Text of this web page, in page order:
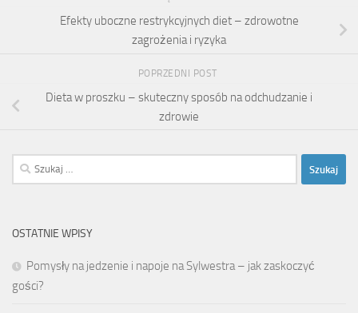
Efekty uboczne restrykcyjnych diet – zdrowotne
zagrożenia i ryzyka
POPRZEDNI POST
Dieta w proszku – skuteczny sposób na odchudzanie i
zdrowie
Szukaj:
OSTATNIE WPISY
Pomysły na jedzenie i napoje na Sylwestra – jak zaskoczyć
gości?